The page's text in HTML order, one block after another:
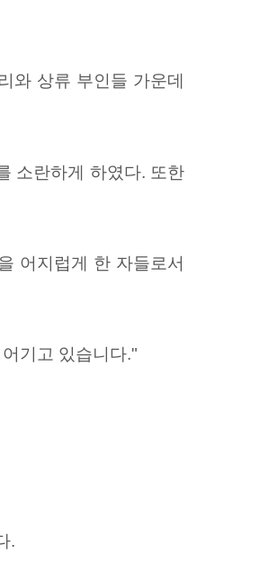
와 상류 부인들 가운데
소란하게 하였다. 또한
어지럽게 한 자들로서
기고 있습니다."
.